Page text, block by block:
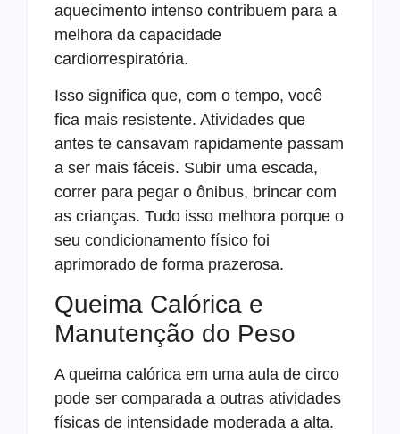
aquecimento intenso contribuem para a
melhora da capacidade
cardiorrespiratória.
Isso significa que, com o tempo, você
fica mais resistente. Atividades que
antes te cansavam rapidamente passam
a ser mais fáceis. Subir uma escada,
correr para pegar o ônibus, brincar com
as crianças. Tudo isso melhora porque o
seu condicionamento físico foi
aprimorado de forma prazerosa.
Queima Calórica e
Manutenção do Peso
A queima calórica em uma aula de circo
pode ser comparada a outras atividades
físicas de intensidade moderada a alta.